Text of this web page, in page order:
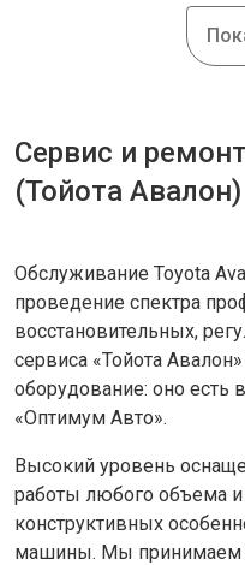
Сервис и
(Тойота Авалон)
Обслуживание Toyota
проведение спектра
восстановительных,
сервиса «Тойота
оборудование: оно есть
«Оптимум Авто».
Высокий уровень
работы любого объема
конструктивных
машины. Мы принимаем